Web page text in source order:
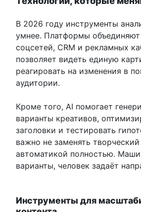
В 2026 году инструменты
умнее. Платформы
соцсетей, CRM и рекламных
позволяет видеть единую
реагировать на изменения в
аудитории.
Кроме того, AI помогает
варианты креативов,
заголовки и тестировать
важно не заменять
автоматикой полностью.
варианты, человек задаёт
Инструменты для